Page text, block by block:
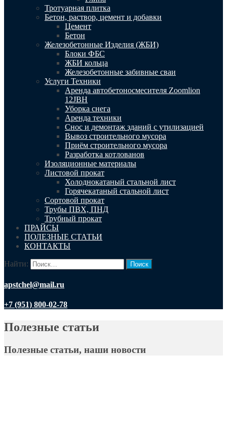
Тротуарная плитка
Бетон, раствор, цемент и добавки
Цемент
Бетон
Железобетонные Изделия (ЖБИ)
Блоки ФБС
ЖБИ кольца
Железобетонные забивные сваи
Услуги Техники
Аренда автобетоносмесителя Zoomlion
12JBH
Уборка снега
Аренда техники
Снос и демонтаж зданий с утилизацией
Вывоз строительного мусора
Приём строительного мусора
Разработка котлованов
Изоляционные материалы
Листовой прокат
Холоднокатаный стальной лист
Горячекатаный стальной лист
Сортовой прокат
Трубы ПВХ, ПНД
Трубный прокат
ПРАЙСЫ
ПОЛЕЗНЫЕ СТАТЬИ
КОНТАКТЫ
Найти:
apstchel@mail.ru
+7 (951) 800-02-78
Полезные статьи
Полезные статьи, наши новости